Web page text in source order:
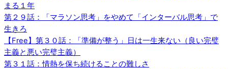
まる１年
第２９話：「マラソン思考」をやめて「インターバル思考」で
生きろ
【Free】第３０話：「準備が整う」日は一生来ない（良い完璧
主義と悪い完璧主義）
第３１話：情熱を保ち続けることの難しさ